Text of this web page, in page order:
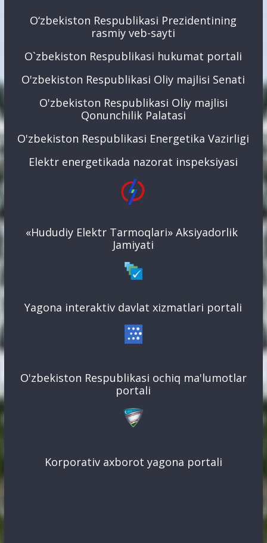
O‘zbekiston Respublikasi Prezidentining
rasmiy veb-sayti
O`zbekiston Respublikasi hukumat portali
O'zbekiston Respublikasi Oliy majlisi Senati
O'zbekiston Respublikasi Oliy majlisi
Qonunchilik Palatasi
O'zbekiston Respublikasi Energetika Vazirligi
Elektr energetikada nazorat inspeksiyasi
«Hududiy Elektr Tarmoqlari» Aksiyadorlik
Jamiyati
Yagona interaktiv davlat xizmatlari portali
O'zbekiston Respublikasi ochiq ma'lumotlar
portali
Korporativ axborot yagona portali